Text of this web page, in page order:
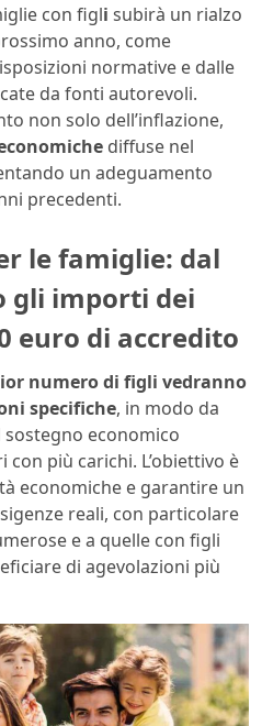
con figli subirà un rialzo
anno, come
normative e dalle
da fonti autorevoli.
non solo dell’inflazione,
diffuse nel
un adeguamento
precedenti.
le famiglie: dal
gli importi dei
euro di accredito
numero di figli vedranno
specifiche, in modo da
economico
più carichi. L’obiettivo è
economiche e garantire un
reali, con particolare
e a quelle con figli
di agevolazioni più